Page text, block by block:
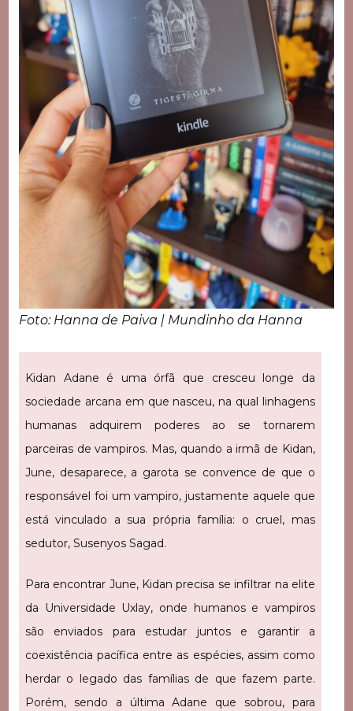
Foto: Hanna de Paiva | Mundinho da Hanna
Kidan Adane é uma órfã que cresceu longe da
sociedade arcana em que nasceu, na qual linhagens
humanas adquirem poderes ao se tornarem
parceiras de vampiros. Mas, quando a irmã de Kidan,
June, desaparece, a garota se convence de que o
responsável foi um vampiro, justamente aquele que
está vinculado a sua própria família: o cruel, mas
sedutor, Susenyos Sagad.
Para encontrar June, Kidan precisa se infiltrar na elite
da Universidade Uxlay, onde humanos e vampiros
são enviados para estudar juntos e garantir a
coexistência pacífica entre as espécies, assim como
herdar o legado das famílias de que fazem parte.
Porém, sendo a última Adane que sobrou, para